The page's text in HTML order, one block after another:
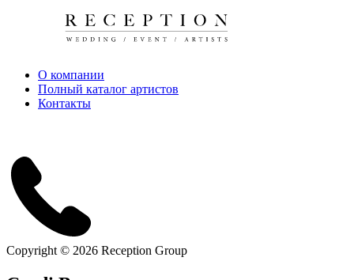
О компании
Полный каталог артистов
Контакты
Copyright © 2026 Reception Group